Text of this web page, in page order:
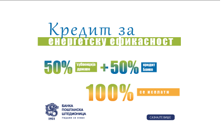
00:03:Na današnji dan, 8. avgust
00:03:Volkswagen menja poslovnu strategiju u SAD
PARTIZAN TRLJA RUKE: Transfer Saše Lukića doneo crno-
23:48:Otišao iz Arsenala pre nego što su podigli trofej – vratio